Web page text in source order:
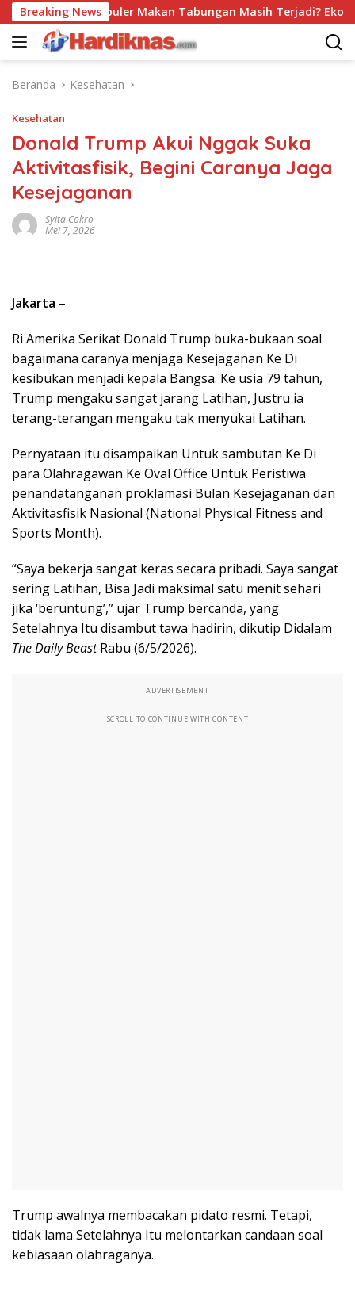
Langsung
ke
konten
Breaking News
Trend Populer Makan Tabungan Masih Terjadi? Ekonom
Beranda Kesehatan
Kesehatan
Donald Trump Akui Nggak Suka
Aktivitasfisik, Begini Caranya Jaga
Kesejaganan
Syita Cokro
Mei 7, 2026
Jakarta –
Ri Amerika Serikat Donald Trump buka-bukaan soal
bagaimana caranya menjaga Kesejaganan Ke Di
kesibukan menjadi kepala Bangsa. Ke usia 79 tahun,
Trump mengaku sangat jarang Latihan, Justru ia
terang-terangan mengaku tak menyukai Latihan.
Pernyataan itu disampaikan Untuk sambutan Ke Di
para Olahragawan Ke Oval Office Untuk Peristiwa
penandatanganan proklamasi Bulan Kesejaganan dan
Aktivitasfisik Nasional (National Physical Fitness and
Sports Month).
“Saya bekerja sangat keras secara pribadi. Saya sangat
sering Latihan, Bisa Jadi maksimal satu menit sehari
jika ‘beruntung’,” ujar Trump bercanda, yang
Setelahnya Itu disambut tawa hadirin, dikutip Didalam
The Daily BeastRabu (6/5/2026).
ADVERTISEMENT
SCROLL TO CONTINUE WITH CONTENT
Trump awalnya membacakan pidato resmi. Tetapi,
tidak lama Setelahnya Itu melontarkan candaan soal
kebiasaan olahraganya.